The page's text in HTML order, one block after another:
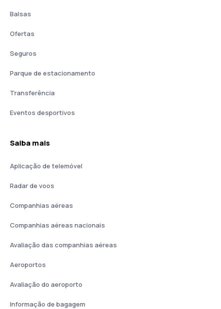
Balsas
Ofertas
Seguros
Parque de estacionamento
Transferência
Eventos desportivos
Saiba mais
Aplicação de telemóvel
Radar de voos
Companhias aéreas
Companhias aéreas nacionais
Avaliação das companhias aéreas
Aeroportos
Avaliação do aeroporto
Informação de bagagem